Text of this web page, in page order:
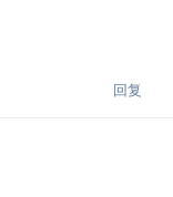
回复